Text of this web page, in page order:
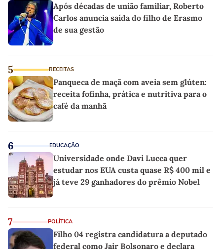
Após décadas de união familiar, Roberto
Carlos anuncia saída do filho de Erasmo
de sua gestão
5 RECEITAS
Panqueca de maçã com aveia sem glúten:
receita fofinha, prática e nutritiva para o
café da manhã
6 EDUCAÇÃO
Universidade onde Davi Lucca quer
estudar nos EUA custa quase R$ 400 mil e
já teve 29 ganhadores do prêmio Nobel
7 POLÍTICA
Filho 04 registra candidatura a deputado
federal como Jair Bolsonaro e declara